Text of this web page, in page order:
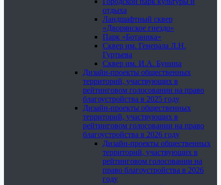
отдыха
Ландшафтный сквер
«Дворянское гнездо»
Парк «Ботаника»
Сквер им. Генерала Л.Н.
Гуртьева
Сквер им. И.А. Бунина
Дизайн-проекты общественных
территорий, участвующих в
рейтинговом голосовании на право
благоустройства в 2025 году
Дизайн-проекты общественных
территорий, участвующих в
рейтинговом голосовании на право
благоустройства в 2026 году
Дизайн-проекты общественных
территорий, участвующих в
рейтинговом голосовании на
право благоустройства в 2026
году